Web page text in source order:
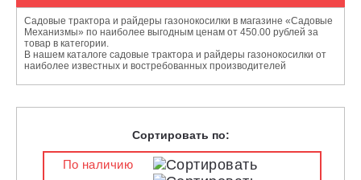
Садовые трактора и райдеры газонокосилки в магазине «Садовые
Механизмы» по наиболее выгодным ценам от 450.00 рублей за
товар в категории.
В нашем каталоге садовые трактора и райдеры газонокосилки от
наиболее известных и востребованных производителей
Сортировать по:
По наличию